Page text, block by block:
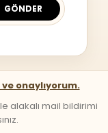
GÖNDER
onaylıyorum.
alakalı mail bildirimi